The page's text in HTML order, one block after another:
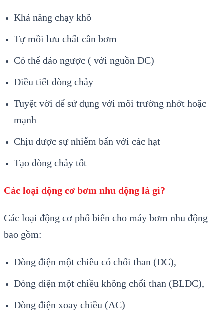
Khả năng chạy khô
Tự mồi lưu chất cần bơm
Có thể đảo ngược ( với nguồn DC)
Điều tiết dòng chảy
Tuyệt vời để sử dụng với môi trường nhớt hoặc
mạnh
Chịu được sự nhiễm bẩn với các hạt
Tạo dòng chảy tốt
Các loại động cơ bơm nhu động là gì?
Các loại động cơ phổ biến cho máy bơm nhu động
bao gồm:
Dòng điện một chiều có chổi than (DC),
Dòng điện một chiều không chổi than (BLDC),
Dòng điện xoay chiều (AC)